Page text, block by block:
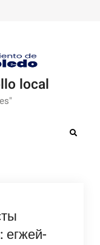
local
Search
егжей-